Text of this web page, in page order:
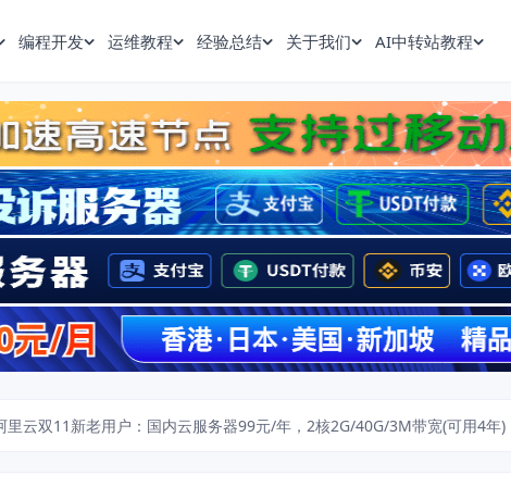
编程开发 运维教程 经验总结 关于我们 AI中转站教程
里云双11新老用户：国内云服务器99元/年，2核2G/40G/3M带宽(可用4年)